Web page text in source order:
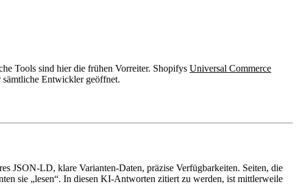
Tools sind hier die frühen Vorreiter. Shopifys Universal Commerce
sämtliche Entwickler geöffnet.
JSON-LD, klare Varianten-Daten, präzise Verfügbarkeiten. Seiten, die
sie „lesen“. In diesen KI-Antworten zitiert zu werden, ist mittlerweile